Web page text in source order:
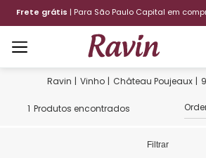
Frete grátis | Para São Paulo Capital em
Vinho Château Poujeaux
1 Produtos encontrados
Filtrar